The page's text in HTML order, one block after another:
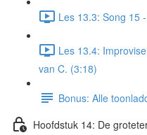
Les 13.3: Song 15
Les 13.4:
van C. (3:18)
Bonus: Alle
Hoofdstuk 14: De